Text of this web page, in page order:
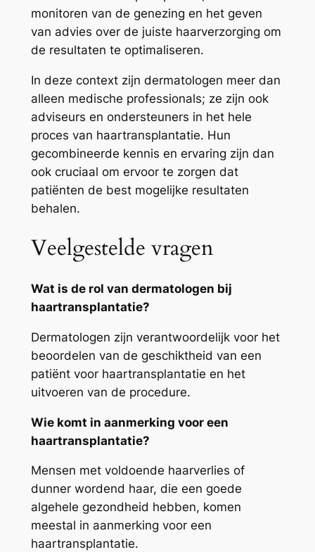
monitoren van de genezing en het geven
van advies over de juiste haarverzorging om
de resultaten te optimaliseren.
In deze context zijn dermatologen meer dan
alleen medische professionals; ze zijn ook
adviseurs en ondersteuners in het hele
proces van haartransplantatie. Hun
gecombineerde kennis en ervaring zijn dan
ook cruciaal om ervoor te zorgen dat
patiënten de best mogelijke resultaten
behalen.
Veelgestelde vragen
Wat is de rol van dermatologen bij
haartransplantatie?
Dermatologen zijn verantwoordelijk voor het
beoordelen van de geschiktheid van een
patiënt voor haartransplantatie en het
uitvoeren van de procedure.
Wie komt in aanmerking voor een
haartransplantatie?
Mensen met voldoende haarverlies of
dunner wordend haar, die een goede
algehele gezondheid hebben, komen
meestal in aanmerking voor een
haartransplantatie.